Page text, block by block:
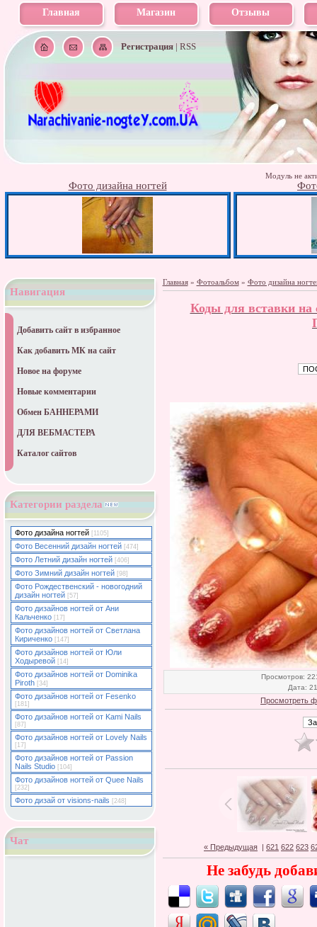
Главная Магазин Отзывы
Регистрация| RSS
Модуль не
Фото дизайна ногтей
Главная» Фотоальбом» Фото дизайна
Коды для вставки
Просмотров:
Дата:
Просмотреть
« Предыдущая 621 622 623
Не забудь
Навигация
Добавить сайт в избранное
Как добавить МК на сайт
Новое на форуме
Новые комментарии
Обмен БАННЕРАМИ
ДЛЯ ВЕБМАСТЕРА
Каталог сайтов
Категории раздела
Фото дизайна ногтей [1105]
Фото Весенний дизайн ногтей [474]
Фото Летний дизайн ногтей [406]
Фото Зимний дизайн ногтей [98]
Фото Рождественский - новогодний
дизайн ногтей
[57]
Фото дизайнов ногтей от Ани
Кальченко
[17]
Фото дизайнов ногтей от Светлана
Кириченко
[147]
Фото дизайнов ногтей от Юли
Ходыревой
[14]
Фото дизайнов ногтей от Dominika
Piroth
[34]
Фото дизайнов ногтей от Fesenko
[181]
Фото дизайнов ногтей от Kami Nails
[87]
Фото дизайнов ногтей от Lovely Nails
[17]
Фото дизайнов ногтей от Passion
Nails Studio
[104]
Фото дизайнов ногтей от Quee Nails
[232]
Фото дизай от visions-nails [248]
Чат